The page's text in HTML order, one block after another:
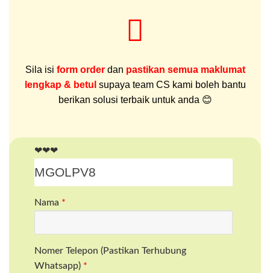
Sila isi form orderdan pastikan semua maklumat
lengkap & betul supaya team CS kami boleh bantu
berikan solusi terbaik untuk anda 😊
❤❤❤
Nama *
Nomer Telepon (Pastikan Terhubung
Whatsapp) *